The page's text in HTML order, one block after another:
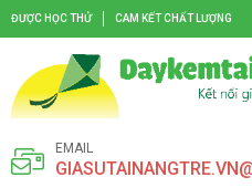
ĐƯỢC HỌC THỬ CAM KẾT CHẤT LƯỢNG
EMAIL